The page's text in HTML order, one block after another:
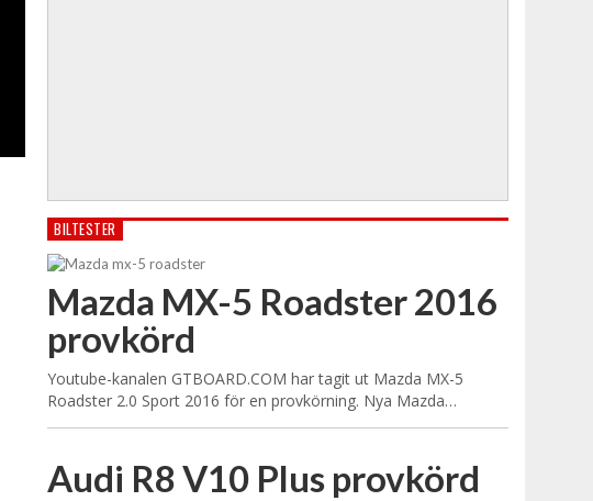
BILTESTER
Mazda MX-5 Roadster 2016
provkörd
Youtube-kanalen GTBOARD.COM har tagit ut Mazda MX-5
Roadster 2.0 Sport 2016 för en provkörning. Nya Mazda…
Audi R8 V10 Plus provkörd